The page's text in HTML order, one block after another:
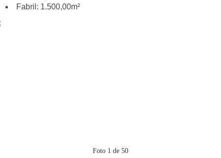
Fabril: 1.500,00m²
Foto 1 de 50